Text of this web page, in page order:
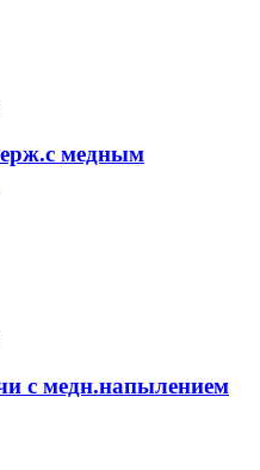
медным
с медн.напылением